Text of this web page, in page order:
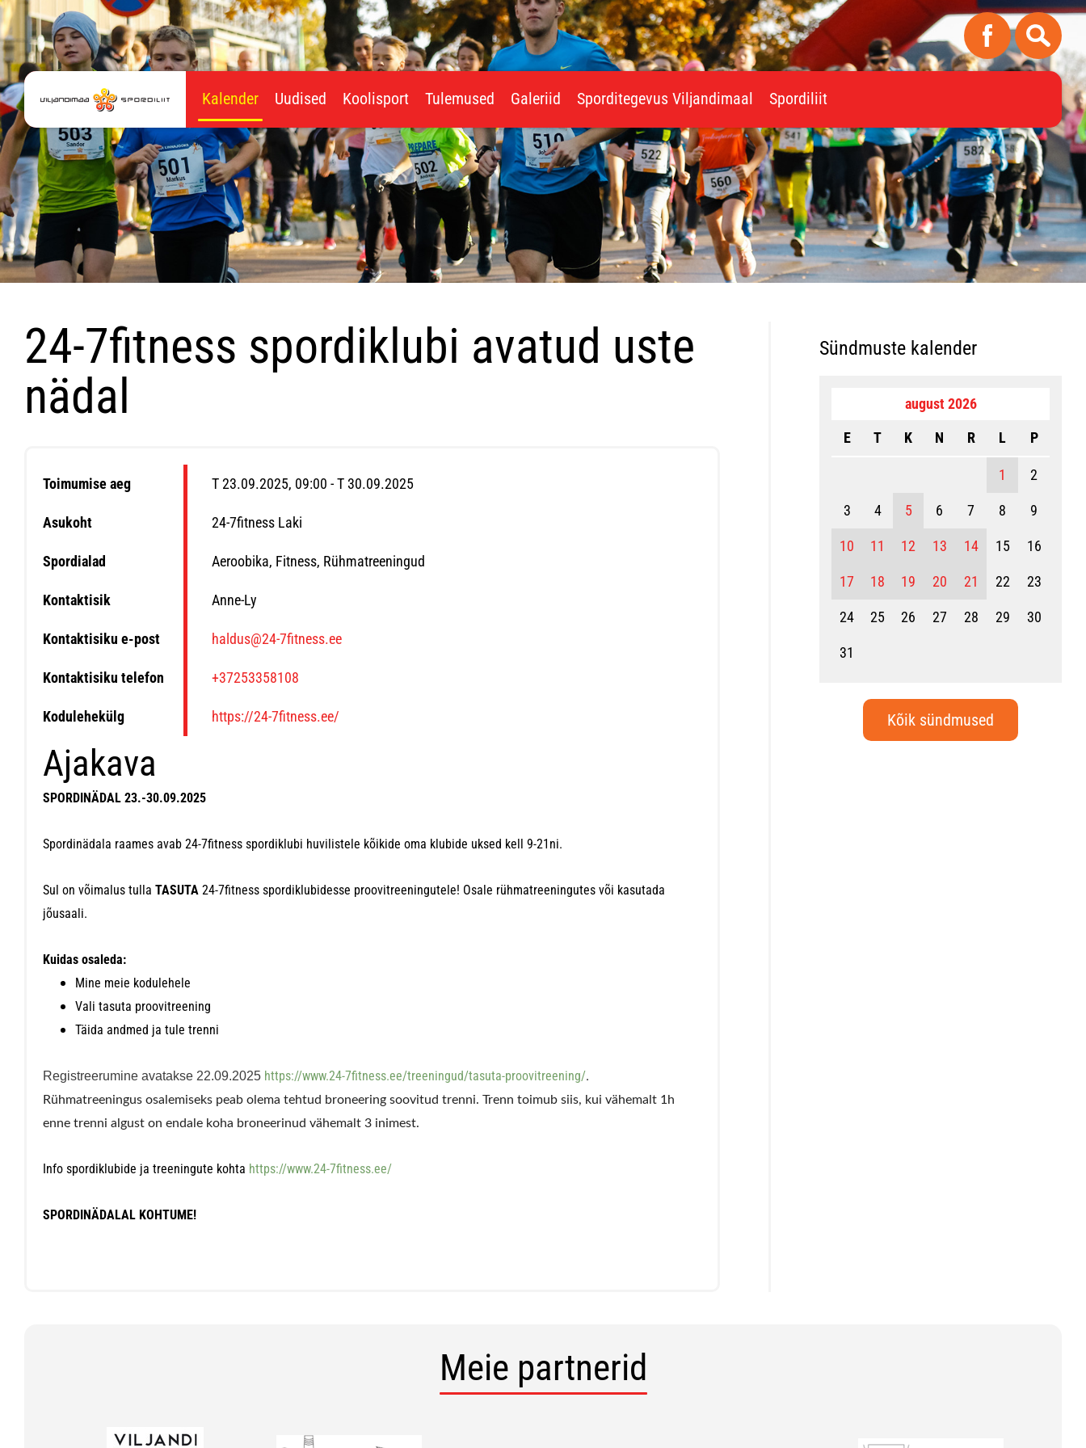
Kalender Uudised Koolisport Tulemused Galeriid Sporditegevus Viljandimaal Spordiliit
24-7fitness spordiklubi avatud uste
nädal
Toimumise aeg T 23.09.2025, 09:00 - T 30.09.2025
Asukoht 24-7fitness Laki
Spordialad Aeroobika, Fitness, Rühmatreeningud
Kontaktisik Anne-Ly
Kontaktisiku e-post haldus@24-7fitness.ee
Kontaktisiku telefon +37253358108
Kodulehekülg https://24-7fitness.ee/
Ajakava
SPORDINÄDAL 23.-30.09.2025
Spordinädala raames avab 24-7fitness spordiklubi huvilistele kõikide oma klubide uksed kell 9-21ni.
Sul on võimalus tulla TASUTA 24-7fitness spordiklubidesse proovitreeningutele! Osale rühmatreeningutes või kasutada
jõusaali.
Kuidas osaleda:
Mine meie kodulehele
Vali tasuta proovitreening
Täida andmed ja tule trenni
Registreerumine avatakse 22.09.2025 https://www.24-7fitness.ee/treeningud/tasuta-proovitreening/.
Rühmatreeningus osalemiseks peab olema tehtud broneering soovitud trenni. Trenn toimub siis, kui vähemalt 1h
enne trenni algust on endale koha broneerinud vähemalt 3 inimest.
Info spordiklubide ja treeningute kohta https://www.24-7fitness.ee/
SPORDINÄDALAL KOHTUME!
Sündmuste kalender
august 2026
E
T K N R L P
1 2
3 4 5 6 7 8 9
10 11 12 13 14 15 16
17 18 19 20 21 22 23
24 25 26 27 28 29 30
31
Kõik sündmused
Meie partnerid